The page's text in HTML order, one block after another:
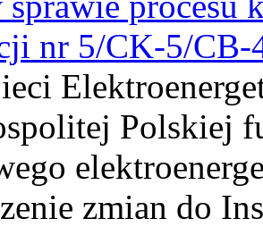
nr 5/CK-5/CB-
Polskiej
zmian do